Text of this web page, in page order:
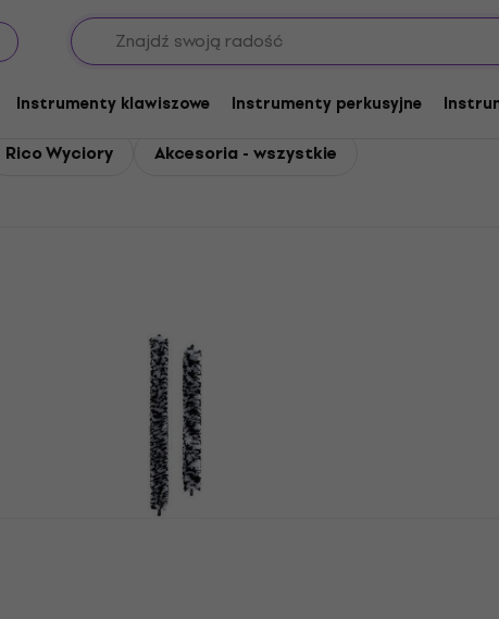
Instrumenty klawiszowe Instrumenty perkusyjne
Rico Wyciory Akcesoria - wszystkie